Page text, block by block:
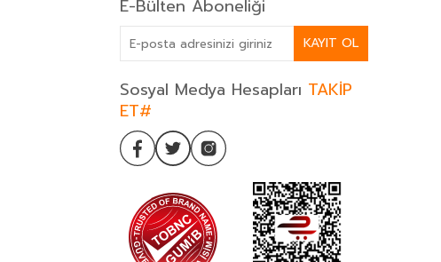
E-Bülten Aboneliği
KAYIT OL
Sosyal Medya Hesapları TAKİP
ET#